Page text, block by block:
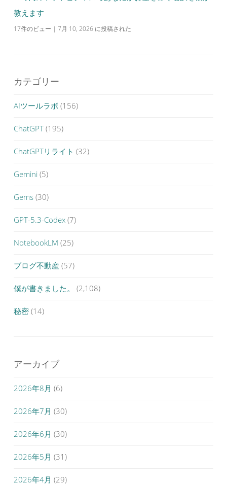
教えます
17件のビュー | 7月 10, 2026 に投稿された
カテゴリー
AIツールラボ (156)
ChatGPT (195)
ChatGPTリライト (32)
Gemini (5)
Gems (30)
GPT-5.3-Codex (7)
NotebookLM (25)
ブログ不動産 (57)
僕が書きました。 (2,108)
秘密 (14)
アーカイブ
2026年8月 (6)
2026年7月 (30)
2026年6月 (30)
2026年5月 (31)
2026年4月 (29)